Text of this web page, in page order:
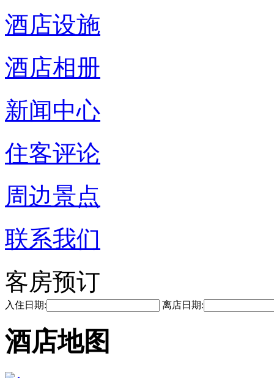
酒店设施
酒店相册
新闻中心
住客评论
周边景点
联系我们
客房预订
入住日期: 离店日期:
酒店地图